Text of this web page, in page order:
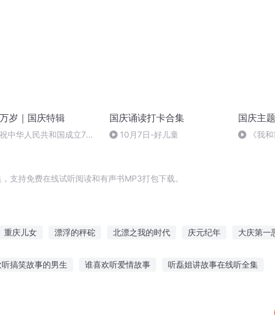
岁｜国庆特辑
中华人民共和国成立73
国庆诵读打卡合集
10月7日-好儿童
国庆主
《我
支持免费在线试听阅读和有声书MP3打包下载。
重庆儿女 漂浮的秤砣 北漂之我的时代 庆元纪年 大庆第一
搞笑故事的男生 谁喜欢听爱情故事 听磊姐讲故事在线听全集